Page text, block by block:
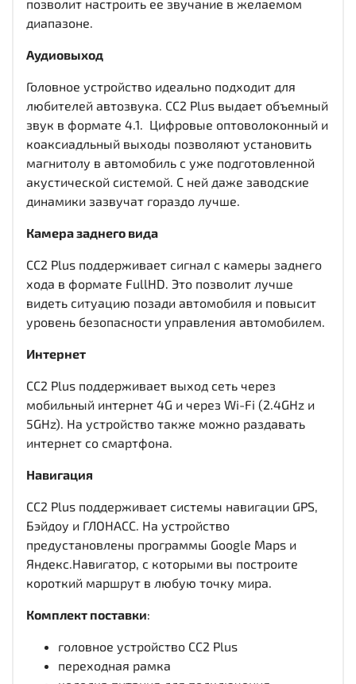
позволит настроить ее звучание в желаемом
диапазоне.
Аудиовыход
Головное устройство идеально подходит для
любителей автозвука. CC2 Plus выдает объемный
звук в формате 4.1. Цифровые оптоволоконный и
коаксиадльный выходы позволяют установить
магнитолу в автомобиль с уже подготовленной
акустической системой. С ней даже заводские
динамики зазвучат гораздо лучше.
Камера заднего вида
CC2 Plus поддерживает сигнал с камеры заднего
хода в формате FullHD. Это позволит лучше
видеть ситуацию позади автомобиля и повысит
уровень безопасности управления автомобилем.
Интернет
CC2 Plus поддерживает выход сеть через
мобильный интернет 4G и через Wi-Fi (2.4GHz и
5GHz). На устройство также можно раздавать
интернет со смартфона.
Навигация
CC2 Plus поддерживает системы навигации GPS,
Бэйдоу и ГЛОНАСС. На устройство
предустановлены программы Google Maps и
Яндекс.Навигатор, с которыми вы построите
короткий маршрут в любую точку мира.
Комплект поставки:
головное устройство CC2 Plus
переходная рамка